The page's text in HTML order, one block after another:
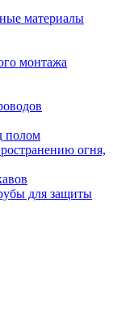
материалы
монтажа
полом
огня,
для защиты